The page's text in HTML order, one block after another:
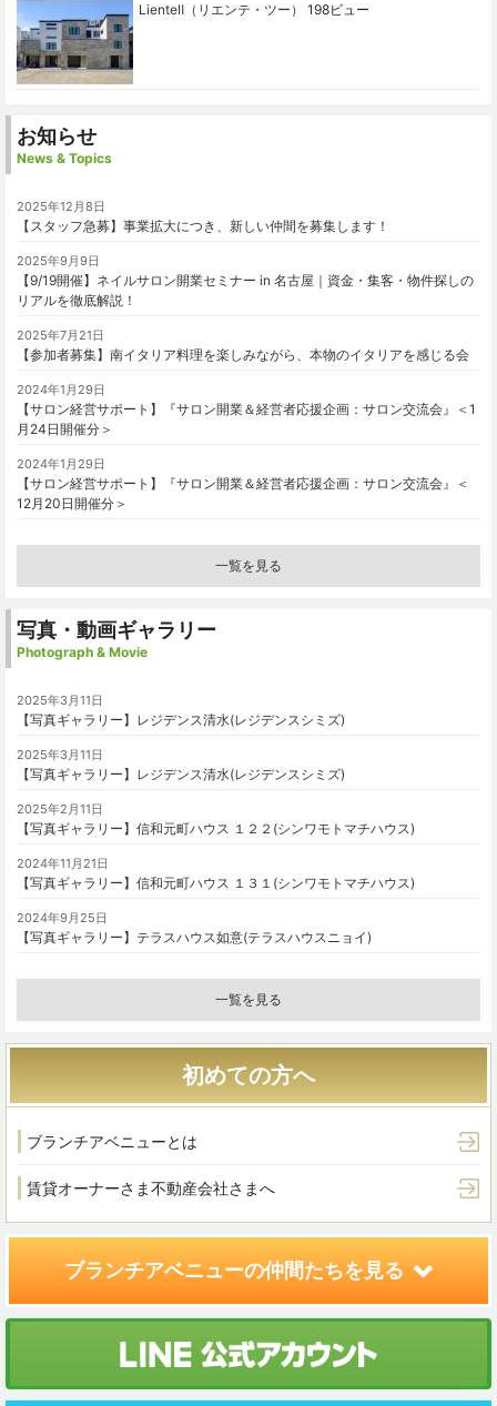
LienteⅡ（リエンテ・ツー） 198ビュー
お知らせ
News & Topics
2025年12月8日
【スタッフ急募】事業拡大につき、新しい仲間を募集します！
2025年9月9日
【9/19開催】ネイルサロン開業セミナー in 名古屋｜資金・集客・物件探しの
リアルを徹底解説！
2025年7月21日
【参加者募集】南イタリア料理を楽しみながら、本物のイタリアを感じる会
2024年1月29日
【サロン経営サポート】『サロン開業＆経営者応援企画：サロン交流会』＜1
月24日開催分＞
2024年1月29日
【サロン経営サポート】『サロン開業＆経営者応援企画：サロン交流会』＜
12月20日開催分＞
一覧を見る
写真・動画ギャラリー
Photograph & Movie
2025年3月11日
【写真ギャラリー】レジデンス清水(レジデンスシミズ)
2025年3月11日
【写真ギャラリー】レジデンス清水(レジデンスシミズ)
2025年2月11日
【写真ギャラリー】信和元町ハウス １２２(シンワモトマチハウス)
2024年11月21日
【写真ギャラリー】信和元町ハウス １３１(シンワモトマチハウス)
2024年9月25日
【写真ギャラリー】テラスハウス如意(テラスハウスニョイ)
一覧を見る
初めての方へ
ブランチアベニューとは
賃貸オーナーさま不動産会社さまへ
ブランチアベニューの仲間たちを見る